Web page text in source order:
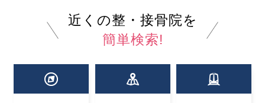
近くの整・接骨院を
簡単検索!